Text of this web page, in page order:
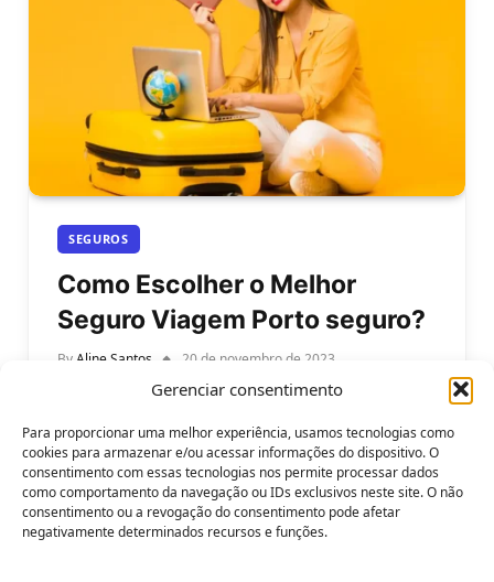
Gerenciar consentimento
Para proporcionar uma melhor experiência, usamos tecnologias como
cookies para armazenar e/ou acessar informações do dispositivo. O
consentimento com essas tecnologias nos permite processar dados
como comportamento da navegação ou IDs exclusivos neste site. O não
consentimento ou a revogação do consentimento pode afetar
negativamente determinados recursos e funções.
SEGUROS
Como Escolher o Melhor
Seguro Viagem Porto seguro?
By Aline Santos 20 de novembro de 2023
Como escolher o melhor seguro viagem Porto
Seguro para a sua viagem. Quando você planeja
uma viagem, seja nacional ou…